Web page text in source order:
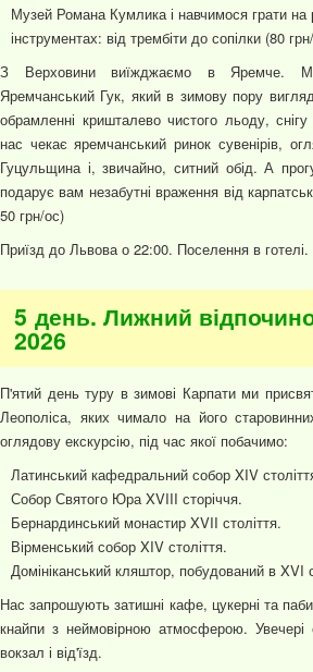
Музей Романа Кумлика і навчимося грати на
інструментах: від трембіти до сопілки (80
З Верховини виїжджаємо в Яремче. Ми
Яремчанський Гук, який в зимову пору
обрамленні кришталево чистого льоду,
нас чекає яремчанський ринок сувенірів,
Гуцульщина і, звичайно, ситний обід. А
подарує вам незабутні враження від
50 грн/ос)
Приїзд до Львова о 22:00. Поселення в готелі.
5 день. Лижний
2026
П'ятий день туру в зимові Карпати ми
Леополіса, яких чимало на його
оглядову екскурсію, під час якої побачимо:
Латинський кафедральний собор XIV
Собор Святого Юра XVIII сторіччя.
Бернардинський монастир XVII століття.
Вірменський собор XIV століття.
Домініканський кляштор, побудований в XVI
Нас запрошують затишні кафе, цукерні та
кнайпи з неймовірною атмосферою. Увечері
вокзал і від'їзд.